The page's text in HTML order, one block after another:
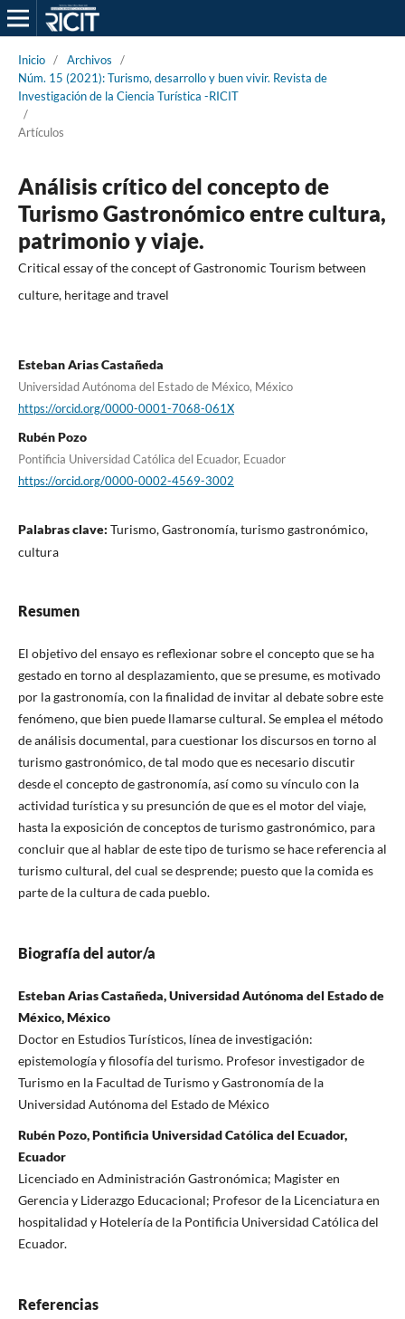
Inicio / Archivos
/
Núm. 15 (2021): Turismo, desarrollo y buen vivir. Revista de
Investigación de la Ciencia Turística -RICIT
/
Artículos
Análisis crítico del concepto de
Turismo Gastronómico entre cultura,
patrimonio y viaje.
Critical essay of the concept of Gastronomic Tourism between
culture, heritage and travel
Esteban Arias Castañeda
Universidad Autónoma del Estado de México, México
https://orcid.org/0000-0001-7068-061X
Rubén Pozo
Pontificia Universidad Católica del Ecuador, Ecuador
https://orcid.org/0000-0002-4569-3002
Palabras clave: Turismo, Gastronomía, turismo gastronómico,
cultura
Resumen
El objetivo del ensayo es reflexionar sobre el concepto que se ha
gestado en torno al desplazamiento, que se presume, es motivado
por la gastronomía, con la finalidad de invitar al debate sobre este
fenómeno, que bien puede llamarse cultural. Se emplea el método
de análisis documental, para cuestionar los discursos en torno al
turismo gastronómico, de tal modo que es necesario discutir
desde el concepto de gastronomía, así como su vínculo con la
actividad turística y su presunción de que es el motor del viaje,
hasta la exposición de conceptos de turismo gastronómico, para
concluir que al hablar de este tipo de turismo se hace referencia al
turismo cultural, del cual se desprende; puesto que la comida es
parte de la cultura de cada pueblo.
Biografía del autor/a
Esteban Arias Castañeda, Universidad Autónoma del Estado de
México, México
Doctor en Estudios Turísticos, línea de investigación:
epistemología y filosofía del turismo. Profesor investigador de
Turismo en la Facultad de Turismo y Gastronomía de la
Universidad Autónoma del Estado de México
Rubén Pozo, Pontificia Universidad Católica del Ecuador,
Ecuador
Licenciado en Administración Gastronómica; Magister en
Gerencia y Liderazgo Educacional; Profesor de la Licenciatura en
hospitalidad y Hotelería de la Pontificia Universidad Católica del
Ecuador.
Referencias